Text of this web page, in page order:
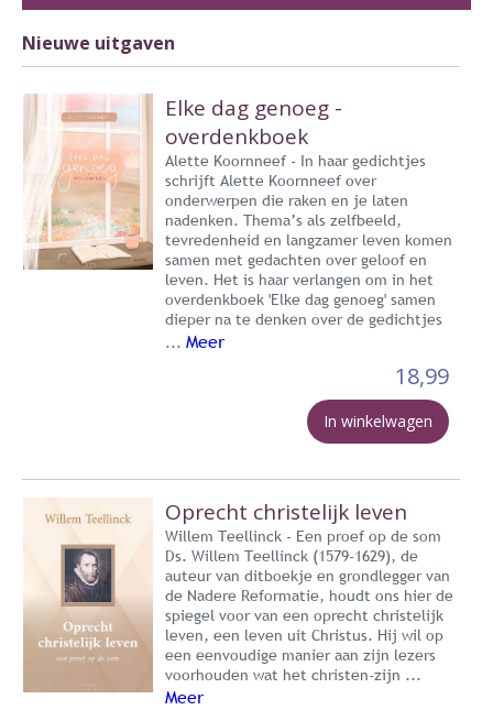
Nieuwe uitgaven
Elke dag genoeg -
overdenkboek
Alette Koornneef - In haar gedichtjes
schrijft Alette Koornneef over
onderwerpen die raken en je laten
nadenken. Thema’s als zelfbeeld,
tevredenheid en langzamer leven komen
samen met gedachten over geloof en
leven. Het is haar verlangen om in het
overdenkboek 'Elke dag genoeg' samen
dieper na te denken over de gedichtjes
... Meer
18,99
In winkelwagen
Oprecht christelijk leven
Willem Teellinck - Een proef op de som
Ds. Willem Teellinck (1579-1629), de
auteur van ditboekje en grondlegger van
de Nadere Reformatie, houdt ons hier de
spiegel voor van een oprecht christelijk
leven, een leven uit Christus. Hij wil op
een eenvoudige manier aan zijn lezers
voorhouden wat het christen-zijn ...
Meer